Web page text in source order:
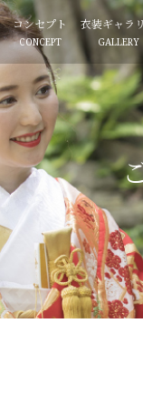
コンセプト
CONCEPT
衣装ギャラ
GALLERY